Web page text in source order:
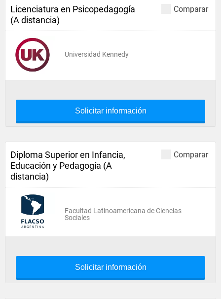
Comparar
Licenciatura en Psicopedagogía
(A distancia)
Universidad Kennedy
Solicitar información
Comparar
Diploma Superior en Infancia,
Educación y Pedagogía (A
distancia)
Facultad Latinoamericana de Ciencias
Sociales
Solicitar información